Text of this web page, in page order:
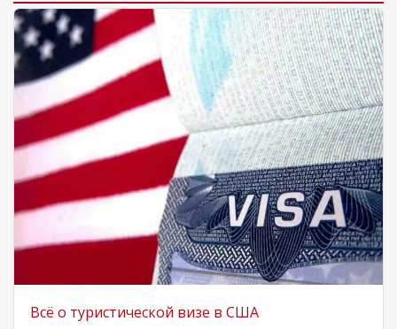
Всё о туристической визе в США